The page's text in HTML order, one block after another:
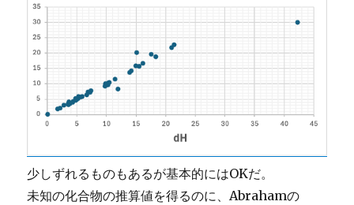
少しずれるものもあるが基本的にはOKだ。
未知の化合物の推算値を得るのに、Abrahamの